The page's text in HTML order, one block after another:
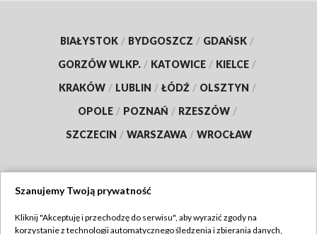
BIAŁYSTOK / BYDGOSZCZ / GDAŃSK /
GORZÓW WLKP. / KATOWICE / KIELCE /
KRAKÓW / LUBLIN / ŁÓDŹ / OLSZTYN /
OPOLE / POZNAŃ / RZESZÓW /
SZCZECIN / WARSZAWA / WROCŁAW
Szanujemy Twoją prywatność
Kliknij "Akceptuję i przechodzę do serwisu", aby wyrazić zgody na
korzystanie z technologii automatycznego śledzenia i zbierania danych,